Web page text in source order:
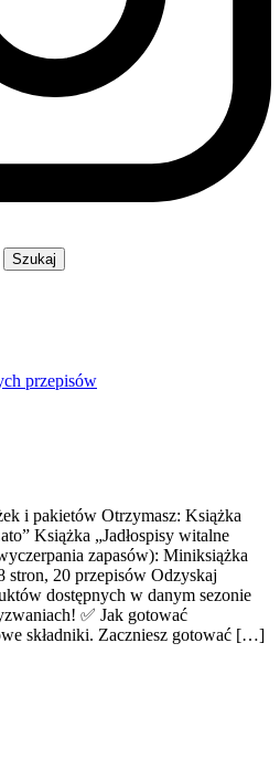
Szukaj
przepisów
i pakietów Otrzymasz: Książka
Książka „Jadłospisy witalne
zapasów): Miniksiążka
stron, 20 przepisów Odzyskaj
dostępnych w danym sezonie
✅ Jak gotować
składniki. Zaczniesz gotować […]